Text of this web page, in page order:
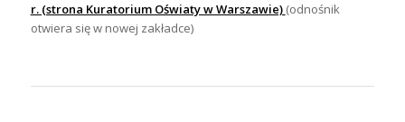
r. (strona Kuratorium Oświaty w Warszawie) (odnośnik
otwiera się w nowej zakładce)